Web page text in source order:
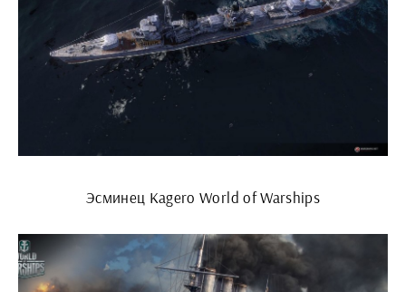
Эсминец Kagero World of Warships